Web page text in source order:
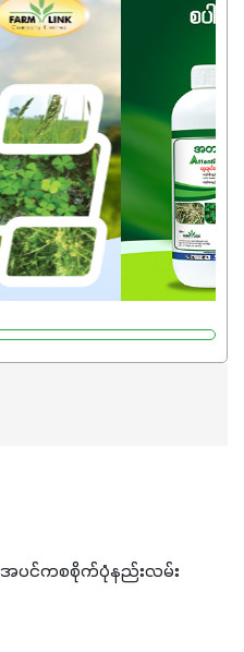
က်အကျိုးရစေမယ့်
စုပစ္စည်းတွေကိုပဲ ရွေးချယ်
ပင်ကစစိုက်ပုံနည်းလမ်း